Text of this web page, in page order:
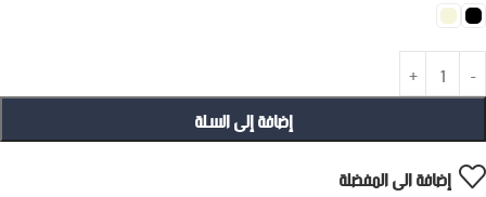
إضافة إلى السلة
إضافة الى المفضلة